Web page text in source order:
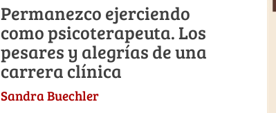
Permanezco ejerciendo
como psicoterapeuta. Los
pesares y alegrías de una
carrera clínica
Sandra Buechler